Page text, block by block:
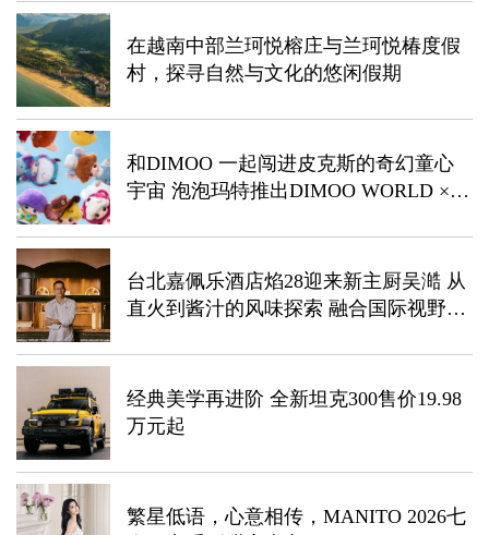
在越南中部兰珂悦榕庄与兰珂悦椿度假
村，探寻自然与文化的悠闲假期
和DIMOO 一起闯进皮克斯的奇幻童心
宇宙 泡泡玛特推出DIMOO WORLD ×
台北嘉佩乐酒店焰28迎来新主厨吴澔 从
直火到酱汁的风味探索 融合国际视野推
经典美学再进阶 全新坦克300售价19.98
万元起
繁星低语，心意相传，MANITO 2026七